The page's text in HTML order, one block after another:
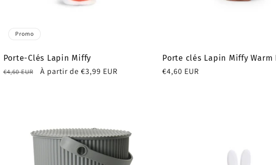
Promo
Porte-Clés Lapin Miffy
Prix
€4,60 EUR
Prix
À partir de €3,99 EUR
Porte clés Lapin Miffy
Prix
€4,60 EUR